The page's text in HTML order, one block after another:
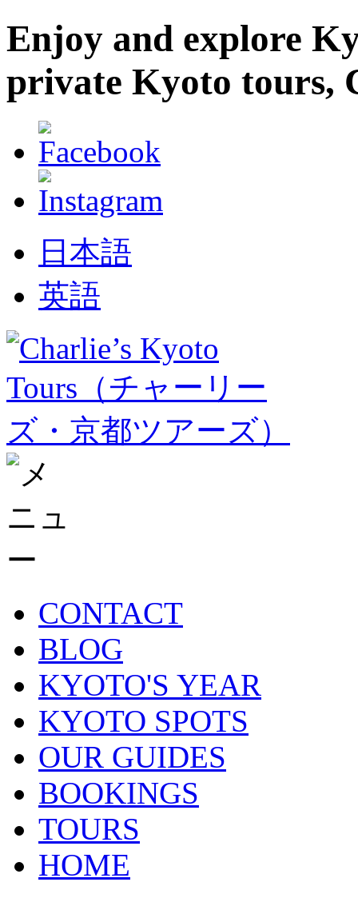
Enjoy and explore
private Kyoto tours,
日本語
英語
CONTACT
BLOG
KYOTO'S YEAR
KYOTO SPOTS
OUR GUIDES
BOOKINGS
TOURS
HOME